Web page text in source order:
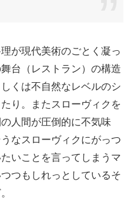
が現代美術のごとく凝っ
台（レストラン）の構造
くは不自然なレベルのシ
り。またスローヴィクを
人間が圧倒的に不気味
なスローヴィクにがっつ
いことを言ってしまうマ
つもしれっとしているそ